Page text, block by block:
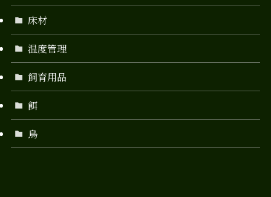
床材
温度管理
飼育用品
餌
鳥